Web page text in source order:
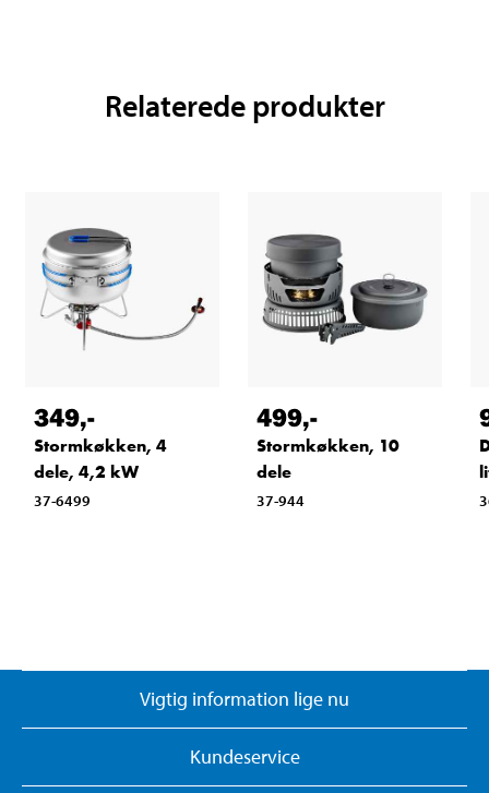
Relaterede produkter
349,-
Stormkøkken, 4
dele, 4,2 kW
37-6499
499,-
Stormkøkken, 10
dele
37-944
Vigtig information lige nu
Kundeservice